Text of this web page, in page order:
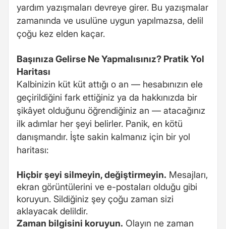
yardım yazışmaları devreye girer. Bu yazışmalar
zamanında ve usulüne uygun yapılmazsa, delil
çoğu kez elden kaçar.
Başınıza Gelirse Ne Yapmalısınız? Pratik Yol
Haritası
Kalbinizin küt küt attığı o an — hesabınızın ele
geçirildiğini fark ettiğiniz ya da hakkınızda bir
şikâyet olduğunu öğrendiğiniz an — atacağınız
ilk adımlar her şeyi belirler. Panik, en kötü
danışmandır. İşte sakin kalmanız için bir yol
haritası:
Hiçbir şeyi silmeyin, değiştirmeyin. Mesajları,
ekran görüntülerini ve e-postaları olduğu gibi
koruyun. Sildiğiniz şey çoğu zaman sizi
aklayacak delildir.
Zaman bilgisini koruyun. Olayın ne zaman